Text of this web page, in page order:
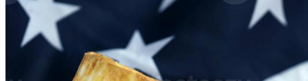
PNGs
PSDs
SVGs
Modèles
Vecteurs
Vidéos